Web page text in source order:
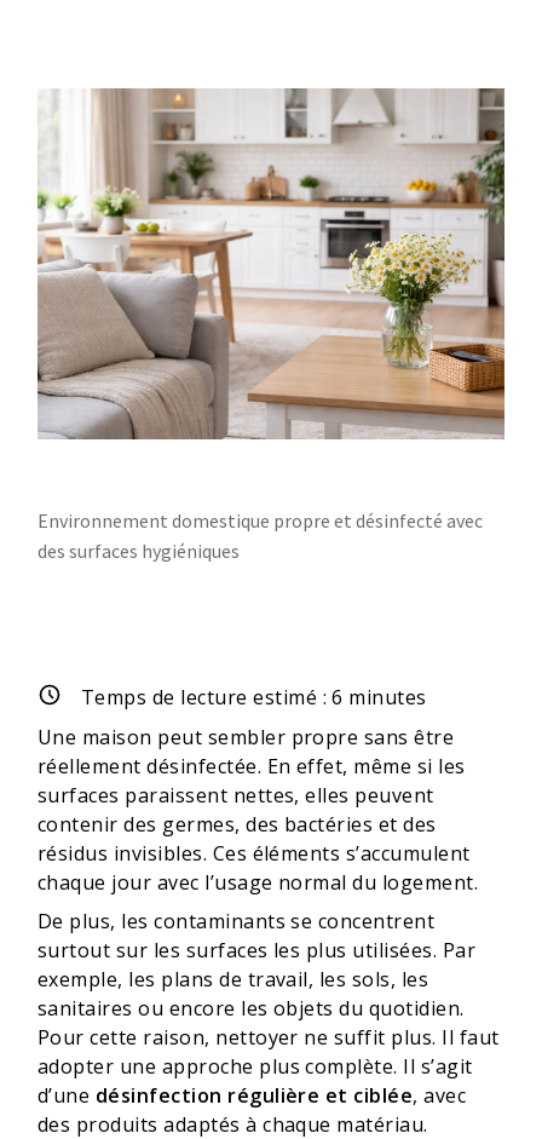
Environnement domestique propre et désinfecté avec
des surfaces hygiéniques
Temps de lecture estimé :6 minutes
Une maison peut sembler propre sans être
réellement désinfectée. En effet, même si les
surfaces paraissent nettes, elles peuvent
contenir des germes, des bactéries et des
résidus invisibles. Ces éléments s’accumulent
chaque jour avec l’usage normal du logement.
De plus, les contaminants se concentrent
surtout sur les surfaces les plus utilisées. Par
exemple, les plans de travail, les sols, les
sanitaires ou encore les objets du quotidien.
Pour cette raison, nettoyer ne suffit plus. Il faut
adopter une approche plus complète. Il s’agit
d’une désinfection régulière et ciblée, avec
des produits adaptés à chaque matériau.